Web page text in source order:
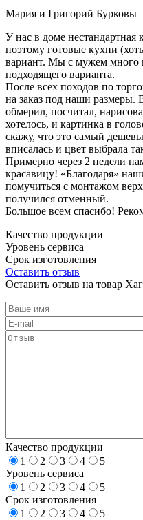
Мария и Григорий Бурковы
У нас в доме нестандартная
поэтому готовые кухни
вариант. Мы с мужем много
подходящего варианта.
После всех походов по
на заказ под наши размеры.
обмерил, посчитал,
хотелось, и картинка в
скажу, что это самый
вписалась и цвет выбрала
Примерно через 2 недели
красавицу! «Благодаря»
помучиться с монтажом
получился отменный.
Большое всем спасибо!
Качество продукции
Уровень сервиса
Срок изготовления
Оставить отзыв
Оставить отзыв на товар
Качество продукции
1
2 3 4
5
Уровень сервиса
1
2 3 4
5
Срок изготовления
1
2 3 4
5